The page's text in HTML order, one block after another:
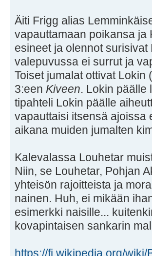
Äiti Frigg alias
vapauttamaan poikansa ja
esineet ja olennot
valepuvussa ei surrut ja
Toiset jumalat ottivat
3:een Kiveen. Lokin päälle
tipahteli Lokin päälle
vapauttaisi itsensä ajoissa
aikana muiden jumalten
Kalevalassa Louhetar
Niin, se Louhetar, Pohjan
yhteisön rajoitteista ja
nainen. Huh, ei mikään
esimerkki naisille...
kovapintaisen sankarin
https://fi.wikipedia.org/wiki/